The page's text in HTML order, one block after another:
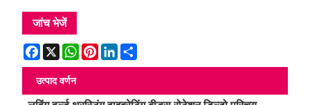
जांच भेजें
Facebook
X WhatsApp
Pinterest
LinkedIn
उत्पाद वर्णन